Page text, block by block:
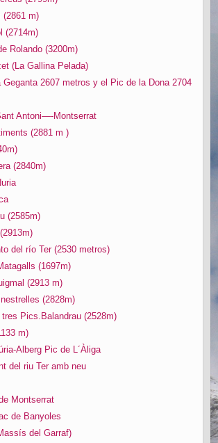
(2861 m)
(2714m)
Rolando (3200m)
(La Gallina Pelada)
Geganta 2607 metros y el Pic de la Dona 2704
Antoni—-Montserrat
(2881 m )
(2840m)
(2585m)
del río Ter (2530 metros)
(1697m)
(2913 m)
(2828m)
Pics.Balandrau (2528m)
m)
Alberg Pic de L´Àliga
del riu Ter amb neu
Montserrat
de Banyoles
del Garraf)